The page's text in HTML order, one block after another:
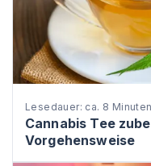
Lesedauer: ca. 8 Minuten
Cannabis Tee
Vorgehensweise